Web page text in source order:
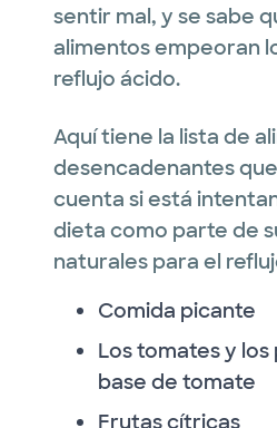
sentir mal, y se sabe
alimentos empeoran
reflujo ácido.
Aquí tiene la lista de
desencadenantes
cuenta si está
dieta como parte de
naturales para el
Comida picante
Los tomates y
base de tomate
Frutas cítricas